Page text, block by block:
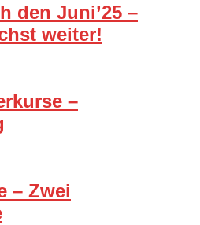
den Juni’25 –
weiter!
–
– Zwei